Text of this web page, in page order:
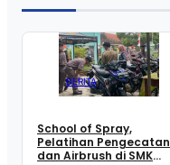
BERITA
School of Spray,
Pelatihan Pengecatan
dan Airbrush di SMK